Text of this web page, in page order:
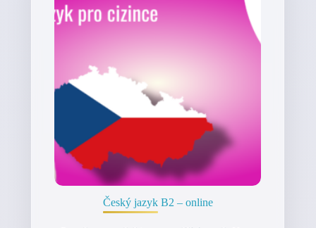
Český jazyk B2 – online